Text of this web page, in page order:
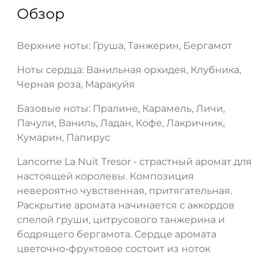
Обзор
Верхние ноты: Груша, Танжерин, Бергамот
Ноты сердца: Ванильная орхидея, Клубника,
Черная роза, Маракуйя
Базовые ноты: Пралине, Карамель, Личи,
Пачули, Ваниль, Ладан, Кофе, Лакричник,
Кумарин, Папирус
Lancome La Nuit Tresor - страстный аромат для
настоящей королевы. Композиция
невероятно чувственная, притягательная.
Раскрытие аромата начинается с аккордов
спелой груши, цитрусового танжерина и
бодрящего бергамота. Сердце аромата
цветочно-фруктовое состоит из ноток